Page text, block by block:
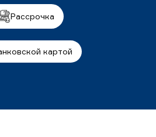
Рассрочка
картой